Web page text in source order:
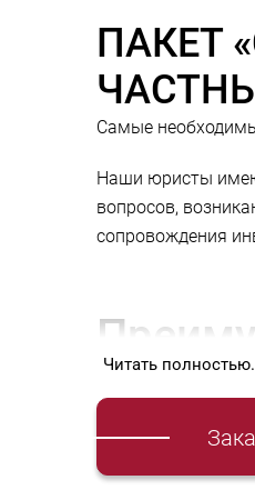
ПАКЕТ
Самые
Наши юристы
вопросов,
сопровождения
Договоры,
минимизация
Читать